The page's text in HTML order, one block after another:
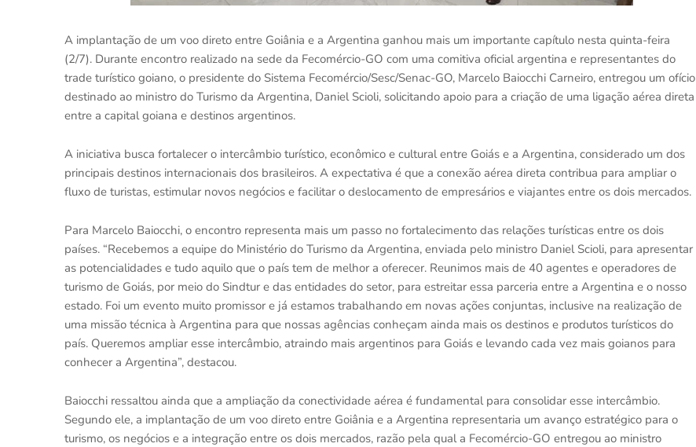
A implantação de um voo direto entre Goiânia e a Argentina ganhou mais um importante capítulo nesta quinta-feira
(2/7). Durante encontro realizado na sede da Fecomércio-GO com uma comitiva oficial argentina e representantes do
trade turístico goiano, o presidente do Sistema Fecomércio/Sesc/Senac-GO, Marcelo Baiocchi Carneiro, entregou um ofício
destinado ao ministro do Turismo da Argentina, Daniel Scioli, solicitando apoio para a criação de uma ligação aérea direta
entre a capital goiana e destinos argentinos.
A iniciativa busca fortalecer o intercâmbio turístico, econômico e cultural entre Goiás e a Argentina, considerado um dos
principais destinos internacionais dos brasileiros. A expectativa é que a conexão aérea direta contribua para ampliar o
fluxo de turistas, estimular novos negócios e facilitar o deslocamento de empresários e viajantes entre os dois mercados.
Para Marcelo Baiocchi, o encontro representa mais um passo no fortalecimento das relações turísticas entre os dois
países. “Recebemos a equipe do Ministério do Turismo da Argentina, enviada pelo ministro Daniel Scioli, para apresentar
as potencialidades e tudo aquilo que o país tem de melhor a oferecer. Reunimos mais de 40 agentes e operadores de
turismo de Goiás, por meio do Sindtur e das entidades do setor, para estreitar essa parceria entre a Argentina e o nosso
estado. Foi um evento muito promissor e já estamos trabalhando em novas ações conjuntas, inclusive na realização de
uma missão técnica à Argentina para que nossas agências conheçam ainda mais os destinos e produtos turísticos do
país. Queremos ampliar esse intercâmbio, atraindo mais argentinos para Goiás e levando cada vez mais goianos para
conhecer a Argentina”, destacou.
Baiocchi ressaltou ainda que a ampliação da conectividade aérea é fundamental para consolidar esse intercâmbio.
Segundo ele, a implantação de um voo direto entre Goiânia e a Argentina representaria um avanço estratégico para o
turismo, os negócios e a integração entre os dois mercados, razão pela qual a Fecomércio-GO entregou ao ministro